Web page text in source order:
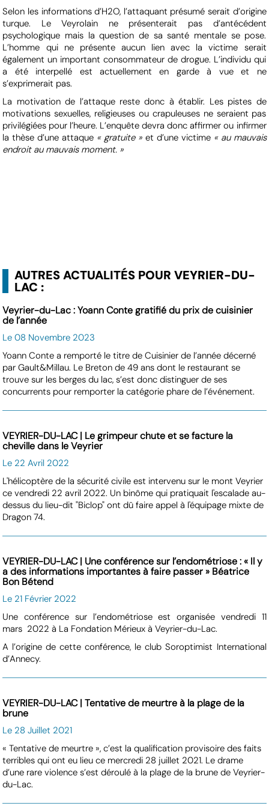
Selon les informations d’H2O, l’attaquant présumé serait d’origine
turque. Le Veyrolain ne présenterait pas d’antécédent
psychologique mais la question de sa santé mentale se pose.
L’homme qui ne présente aucun lien avec la victime serait
également un important consommateur de drogue. L’individu qui
a été interpellé est actuellement en garde à vue et ne
s’exprimerait pas.
La motivation de l’attaque reste donc à établir. Les pistes de
motivations sexuelles, religieuses ou crapuleuses ne seraient pas
privilégiées pour l’heure. L’enquête devra donc affirmer ou infirmer
la thèse d’une attaque « gratuite » et d’une victime « au mauvais
endroit au mauvais moment. »
AUTRES ACTUALITÉS POUR VEYRIER-DU-
LAC :
Veyrier-du-Lac : Yoann Conte gratifié du prix de cuisinier
de l’année
Le 08 Novembre 2023
Yoann Conte a remporté le titre de Cuisinier de l’année décerné
par Gault&Millau. Le Breton de 49 ans dont le restaurant se
trouve sur les berges du lac, s’est donc distinguer de ses
concurrents pour remporter la catégorie phare de l’événement.
VEYRIER-DU-LAC | Le grimpeur chute et se facture la
cheville dans le Veyrier
Le 22 Avril 2022
L'hélicoptère de la sécurité civile est intervenu sur le mont Veyrier
ce vendredi 22 avril 2022. Un binôme qui pratiquait l'escalade au-
dessus du lieu-dit "Biclop" ont dû faire appel à l'équipage mixte de
Dragon 74.
VEYRIER-DU-LAC | Une conférence sur l’endométriose : « Il y
a des informations importantes à faire passer » Béatrice
Bon Bétend
Le 21 Février 2022
Une conférence sur l’endométriose est organisée vendredi 11
mars 2022 à La Fondation Mérieux à Veyrier-du-Lac.
A l’origine de cette conférence, le club Soroptimist International
d’Annecy.
VEYRIER-DU-LAC | Tentative de meurtre à la plage de la
brune
Le 28 Juillet 2021
« Tentative de meurtre », c’est la qualification provisoire des faits
terribles qui ont eu lieu ce mercredi 28 juillet 2021. Le drame
d’une rare violence s’est déroulé à la plage de la brune de Veyrier-
du-Lac.